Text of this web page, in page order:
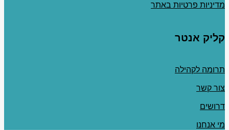
מדיניות פרטיות באתר
קליק אנטר
תרומה לקהילה
צור קשר
דרושים
מי אנחנו